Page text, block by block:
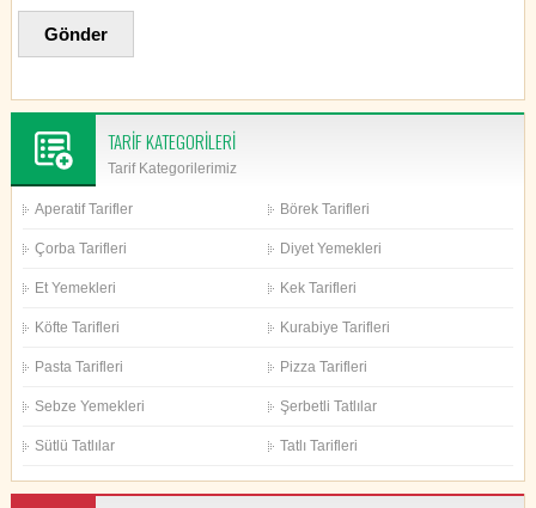
TARİF KATEGORİLERİ
Tarif Kategorilerimiz
Aperatif Tarifler Börek Tarifleri
Çorba Tarifleri Diyet Yemekleri
Et Yemekleri Kek Tarifleri
Köfte Tarifleri Kurabiye Tarifleri
Pasta Tarifleri Pizza Tarifleri
Sebze Yemekleri Şerbetli Tatlılar
Sütlü Tatlılar Tatlı Tarifleri